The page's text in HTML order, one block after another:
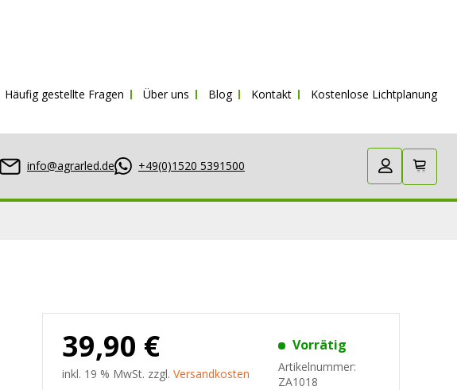
Häufig gestellte Fragen Über uns Blog Kontakt Kostenlose Lichtplanung
info@agrarled.de +49(0)1520 5391500
39,90 €
inkl. 19 % MwSt. zzgl. Versandkosten
Vorrätig
Artikelnummer:
ZA1018